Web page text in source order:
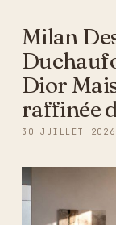
Milan
Dior
raffinée
30 JUILLET 2026